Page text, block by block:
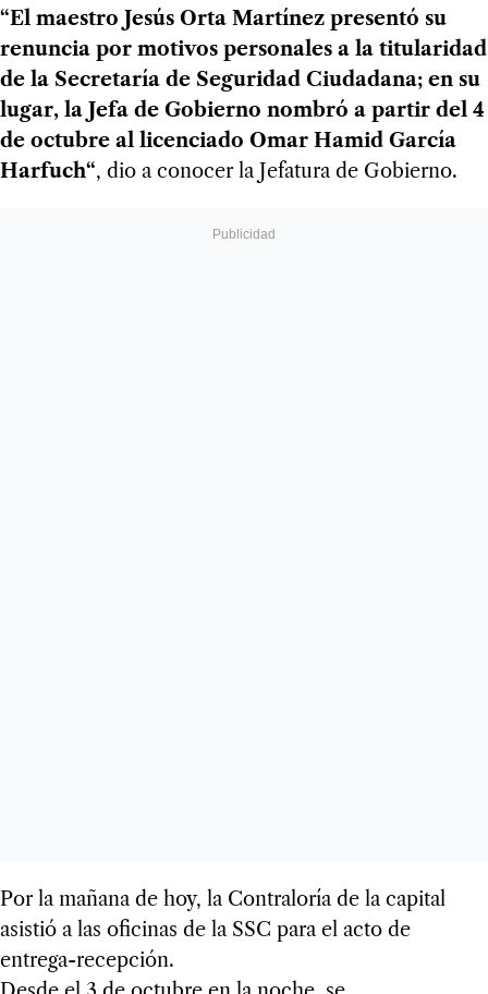
“El maestro Jesús Orta Martínez presentó su
renuncia por motivos personales a la titularidad
de la Secretaría de Seguridad Ciudadana; en su
lugar, la Jefa de Gobierno nombró a partir del 4
de octubre al licenciado Omar Hamid García
Harfuch“, dio a conocer la Jefatura de Gobierno.
Por la mañana de hoy, la Contraloría de la capital
asistió a las oficinas de la SSC para el acto de
entrega-recepción.